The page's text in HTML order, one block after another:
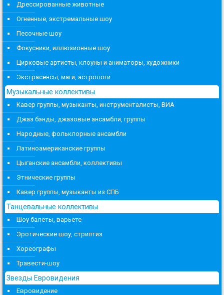
Дрессированные животные
Огненные, экстремальные шоу
Песочные шоу
Фокусники, иллюзионные шоу
Цирковые артисты, клоуны и аниматоры, художники
Экстрасенсы, маги, астрологи
Музыкальные коллективы
Кавер группы, музыканты, инструменталисты, ВИА
Джаз бэнды, джазовые ансамбли, группы
Народные, фольклорные ансамбли
Латиноамериканские группы
Цыганские ансамбли, коллективы
Этнические группы
Кавер группы, музыканты из СПБ
Танцевальные коллективы
Шоу балеты, варьете
Эротические шоу, стриптиз
Хореографы
Травести-шоу
Звезды Евровидения
Евровидение